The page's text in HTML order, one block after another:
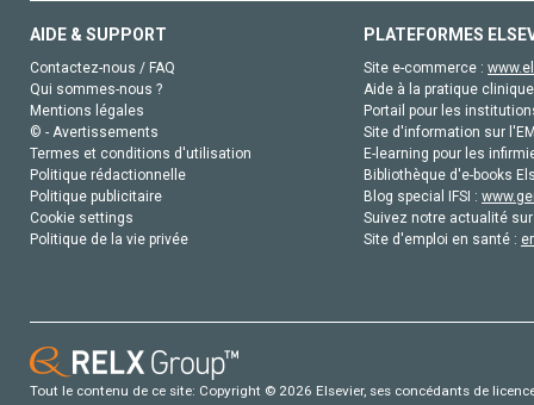
AIDE & SUPPORT
Contactez-nous / FAQ
Qui sommes-nous ?
Mentions légales
© - Avertissements
Termes et conditions d'utilisation
Politique rédactionnelle
Politique publicitaire
Cookie settings
Politique de la vie privée
PLATEFORMES
Site e-commerce :
Aide à la pratique
Portail pour les
Site d'information sur
E-learning pour les
Bibliothèque d'e-books
Blog special IFSI :
Suivez notre actualité
Site d'emploi en santé :
Tout le contenu de ce site: Copyright © 2026 Elsevier, ses concédants de